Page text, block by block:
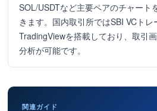
SOL/USDTなど主要ペアのチャート
きます。国内取引所ではSBI VCト
TradingViewを搭載しており、取引
分析が可能です。
関連ガイド